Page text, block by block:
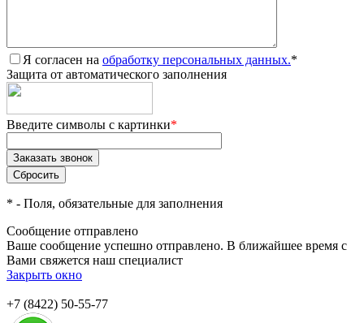
Я согласен на обработку персональных данных.*
Защита от автоматического заполнения
Введите символы с картинки*
* - Поля, обязательные для заполнения
Сообщение отправлено
Ваше сообщение успешно отправлено. В ближайшее время с
Вами свяжется наш специалист
Закрыть окно
+7 (8422) 50-55-77